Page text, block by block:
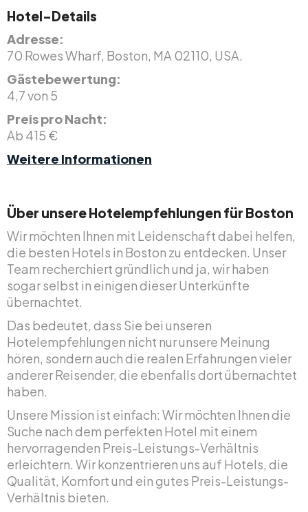
Hotel-Details
Adresse:
70 Rowes Wharf, Boston, MA 02110, USA.
Gästebewertung:
4,7 von 5
Preis pro Nacht:
Ab 415 €
Weitere Informationen
Über unsere Hotelempfehlungen für Boston
Wir möchten Ihnen mit Leidenschaft dabei helfen,
die besten Hotels in Boston zu entdecken. Unser
Team recherchiert gründlich und ja, wir haben
sogar selbst in einigen dieser Unterkünfte
übernachtet.
Das bedeutet, dass Sie bei unseren
Hotelempfehlungen nicht nur unsere Meinung
hören, sondern auch die realen Erfahrungen vieler
anderer Reisender, die ebenfalls dort übernachtet
haben.
Unsere Mission ist einfach: Wir möchten Ihnen die
Suche nach dem perfekten Hotel mit einem
hervorragenden Preis-Leistungs-Verhältnis
erleichtern. Wir konzentrieren uns auf Hotels, die
Qualität, Komfort und ein gutes Preis-Leistungs-
Verhältnis bieten.